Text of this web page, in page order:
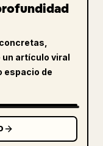
artículo viral
espacio de